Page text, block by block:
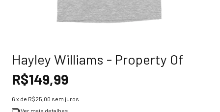
Hayley Williams - Property Of
R$149,99
6 x de R$25,00 sem juros
Ver mais detalhes